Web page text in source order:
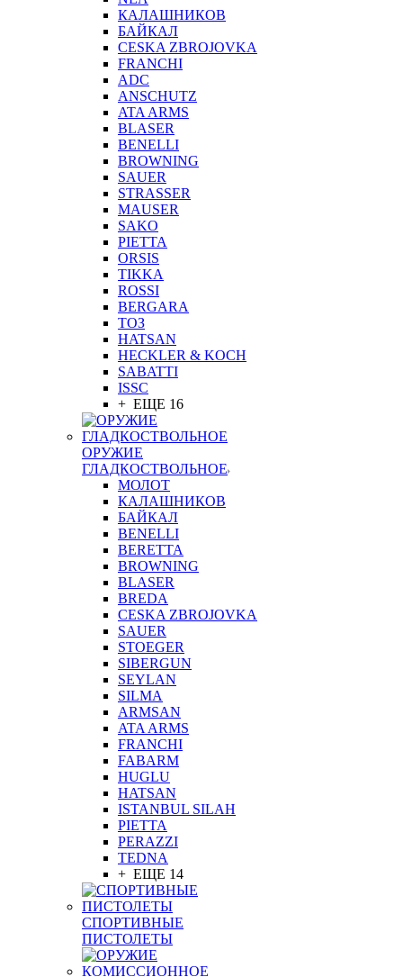
КАЛАШНИКОВ
БАЙКАЛ
CESKA ZBROJOVKA
FRANCHI
ADC
ANSCHUTZ
ATA ARMS
BLASER
BENELLI
BROWNING
SAUER
STRASSER
MAUSER
SAKO
PIETTA
ORSIS
TIKKA
ROSSI
BERGARA
ТОЗ
HATSAN
HECKLER & KOCH
SABATTI
ISSC
+ ЕЩЕ 16
ОРУЖИЕ
ГЛАДКОСТВОЛЬНОЕ
МОЛОТ
КАЛАШНИКОВ
БАЙКАЛ
BENELLI
BERETTA
BROWNING
BLASER
BREDA
CESKA ZBROJOVKA
SAUER
STOEGER
SIBERGUN
SEYLAN
SILMA
ARMSAN
ATA ARMS
FRANCHI
FABARM
HUGLU
HATSAN
ISTANBUL SILAH
PIETTA
PERAZZI
TEDNA
+ ЕЩЕ 14
СПОРТИВНЫЕ
ПИСТОЛЕТЫ